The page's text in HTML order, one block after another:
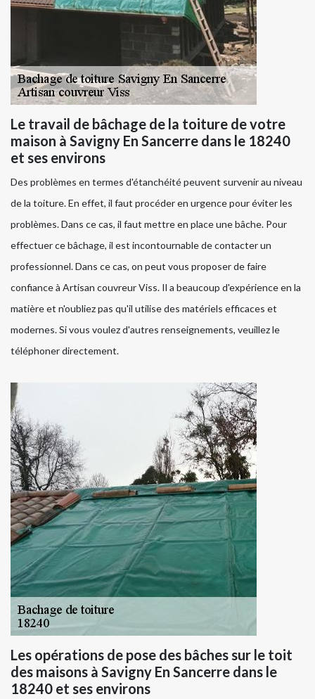
Le travail de bâchage de la toiture de votre
maison à Savigny En Sancerre dans le 18240
et ses environs
Des problèmes en termes d'étanchéité peuvent survenir au niveau
de la toiture. En effet, il faut procéder en urgence pour éviter les
problèmes. Dans ce cas, il faut mettre en place une bâche. Pour
effectuer ce bâchage, il est incontournable de contacter un
professionnel. Dans ce cas, on peut vous proposer de faire
confiance à Artisan couvreur Viss. Il a beaucoup d'expérience en la
matière et n'oubliez pas qu'il utilise des matériels efficaces et
modernes. Si vous voulez d'autres renseignements, veuillez le
téléphoner directement.
Les opérations de pose des bâches sur le toit
des maisons à Savigny En Sancerre dans le
18240 et ses environs